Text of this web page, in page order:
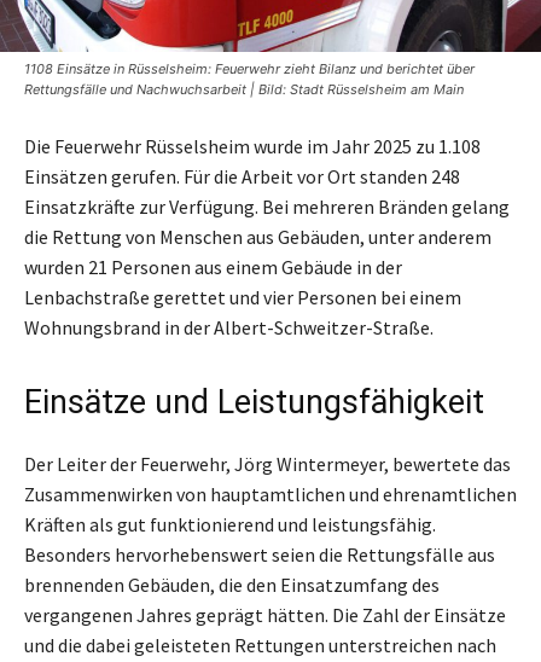
1108 Einsätze in Rüsselsheim: Feuerwehr zieht Bilanz und berichtet über
Rettungsfälle und Nachwuchsarbeit | Bild: Stadt Rüsselsheim am Main
Die Feuerwehr Rüsselsheim wurde im Jahr 2025 zu 1.108
Einsätzen gerufen. Für die Arbeit vor Ort standen 248
Einsatzkräfte zur Verfügung. Bei mehreren Bränden gelang
die Rettung von Menschen aus Gebäuden, unter anderem
wurden 21 Personen aus einem Gebäude in der
Lenbachstraße gerettet und vier Personen bei einem
Wohnungsbrand in der Albert-Schweitzer-Straße.
Einsätze und Leistungsfähigkeit
Der Leiter der Feuerwehr, Jörg Wintermeyer, bewertete das
Zusammenwirken von hauptamtlichen und ehrenamtlichen
Kräften als gut funktionierend und leistungsfähig.
Besonders hervorhebenswert seien die Rettungsfälle aus
brennenden Gebäuden, die den Einsatzumfang des
vergangenen Jahres geprägt hätten. Die Zahl der Einsätze
und die dabei geleisteten Rettungen unterstreichen nach